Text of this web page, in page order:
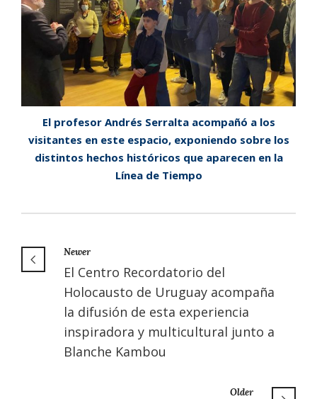
El profesor Andrés Serralta acompañó a los
visitantes en este espacio, exponiendo sobre los
distintos hechos históricos que aparecen en la
Línea de Tiempo
Newer
El Centro Recordatorio del
Holocausto de Uruguay acompaña
la difusión de esta experiencia
inspiradora y multicultural junto a
Blanche Kambou
Older